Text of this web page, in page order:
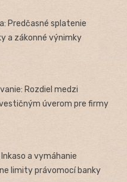
Predčasné splatenie
a zákonné výnimky
Rozdiel medzi
úverom pre firmy
a vymáhanie
limity právomocí banky